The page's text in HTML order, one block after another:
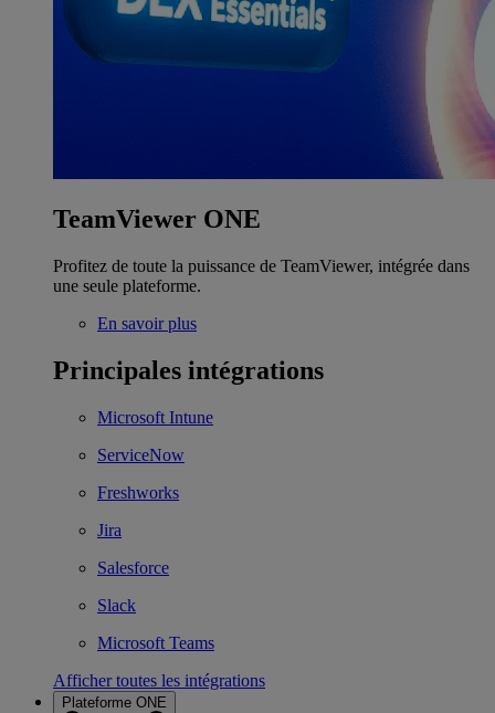
TeamViewer ONE
Profitez de toute la puissance de TeamViewer, intégrée dans
une seule plateforme.
En savoir plus
Principales intégrations
Microsoft Intune
ServiceNow
Freshworks
Jira
Salesforce
Slack
Microsoft Teams
Afficher toutes les intégrations
Plateforme ONE